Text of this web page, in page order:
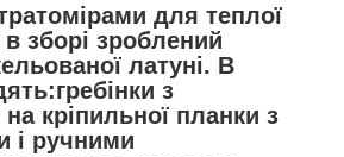
для теплої
зборі зроблений
латуні. В
з
кріпильної планки з
і ручними